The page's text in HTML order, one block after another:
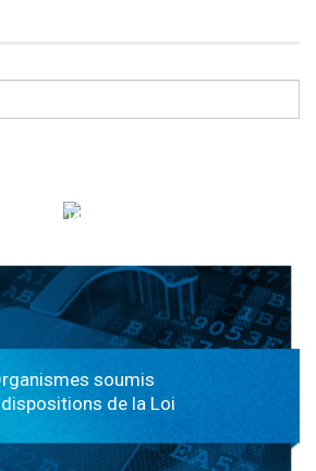
الهياكل الخاضعة لقانون النفاذ
soumis
dispositions de la Loi